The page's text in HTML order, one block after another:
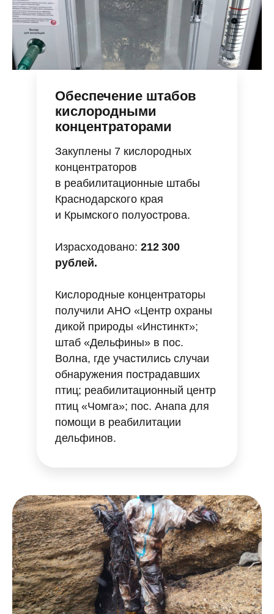
Обеспечение штабов
кислородными
концентраторами
Закуплены 7 кислородных
концентраторов
в реабилитационные штабы
Краснодарского края
и Крымского полуострова.
Израсходовано: 212 300
рублей.
Кислородные концентраторы
получили АНО «Центр охраны
дикой природы «Инстинкт»;
штаб «Дельфины» в пос.
Волна, где участились случаи
обнаружения пострадавших
птиц; реабилитационный центр
птиц «Чомга»; пос. Анапа для
помощи в реабилитации
дельфинов.